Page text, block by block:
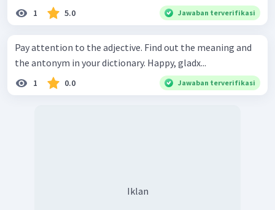
1 5.0 Jawaban terverifikasi
Pay attention to the adjective. Find out the meaning and
the antonym in your dictionary. Happy, gladx...
1 0.0 Jawaban terverifikasi
Iklan